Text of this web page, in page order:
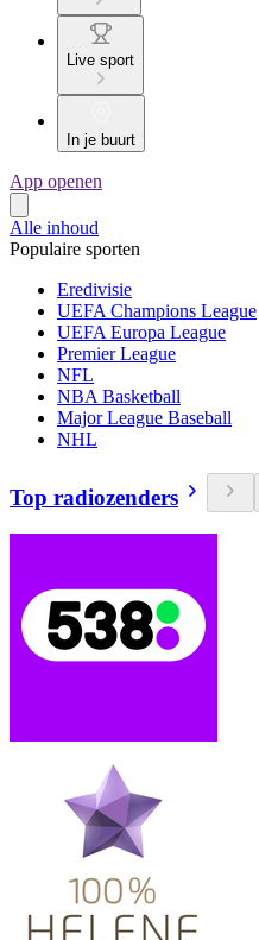
Live sport
In je buurt
App openen
Alle inhoud
Populaire sporten
Eredivisie
UEFA Champions League
UEFA Europa League
Premier League
NFL
NBA Basketball
Major League Baseball
NHL
Top radiozenders